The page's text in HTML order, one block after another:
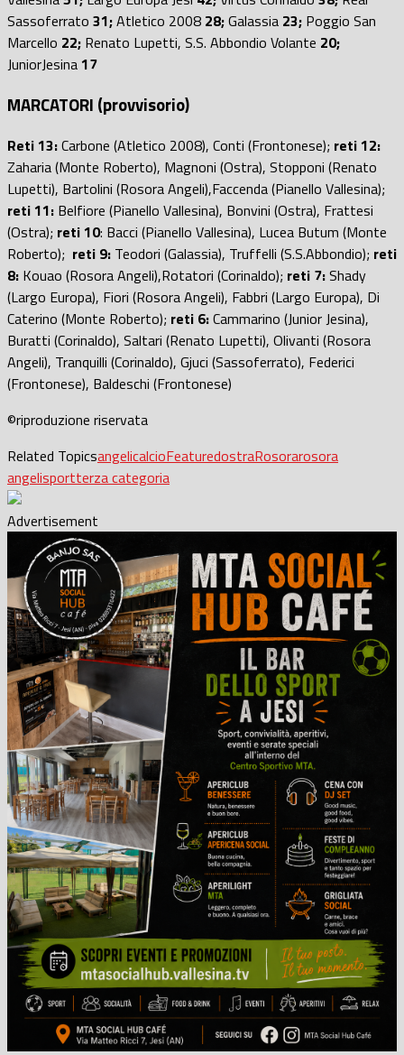
Sassoferrato 31;Atletico 2008 28;Galassia 23; Poggio San
Marcello 22; Renato Lupetti, S.S. Abbondio Volante 20;
JuniorJesina17
MARCATORI (provvisorio)
Reti 13:Carbone (Atletico 2008), Conti (Frontonese); reti 12:
Zaharia (Monte Roberto), Magnoni (Ostra), Stopponi (Renato
Lupetti), Bartolini (Rosora Angeli),Faccenda (Pianello Vallesina);
reti 11: Belfiore (Pianello Vallesina), Bonvini (Ostra), Frattesi
(Ostra); reti 10: Bacci (Pianello Vallesina), Lucea Butum (Monte
Roberto); reti 9: Teodori (Galassia), Truffelli (S.S.Abbondio); reti
8: Kouao (Rosora Angeli),Rotatori (Corinaldo); reti 7:Shady
(Largo Europa), Fiori (Rosora Angeli), Fabbri (Largo Europa), Di
Caterino (Monte Roberto); reti 6:Cammarino (Junior Jesina),
Buratti (Corinaldo), Saltari (Renato Lupetti), Olivanti (Rosora
Angeli), Tranquilli (Corinaldo), Gjuci (Sassoferrato), Federici
(Frontonese), Baldeschi (Frontonese)
©riproduzione riservata
Related TopicsangelicalcioFeaturedostraRosorarosora
angelisportterza categoria
Advertisement